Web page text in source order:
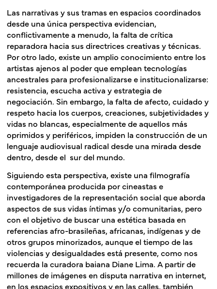
Las narrativas y sus tramas en espacios coordinados
desde una única perspectiva evidencian,
conflictivamente a menudo, la falta de crítica
reparadora hacia sus directrices creativas y técnicas.
Por otro lado, existe un amplio conocimiento entre los
artistas ajenos al poder que emplean tecnologías
ancestrales para profesionalizarse e institucionalizarse:
resistencia, escucha activa y estrategia de
negociación. Sin embargo, la falta de afecto, cuidado y
respeto hacia los cuerpos, creaciones, subjetividades y
vidas no blancas, especialmente de aquellos más
oprimidos y periféricos, impiden la construcción de un
lenguaje audiovisual radical desde una mirada desde
dentro, desde el sur del mundo.
Siguiendo esta perspectiva, existe una filmografía
contemporánea producida por cineastas e
investigadores de la representación social que aborda
aspectos de sus vidas íntimas y/o comunitarias, pero
con el objetivo de buscar una estética basada en
referencias afro-brasileñas, africanas, indígenas y de
otros grupos minorizados, aunque el tiempo de las
violencias y desigualdades está presente, como nos
recuerda la curadora baiana Diane Lima. A partir de
millones de imágenes en disputa narrativa en internet,
en los espacios expositivos y en las calles, también